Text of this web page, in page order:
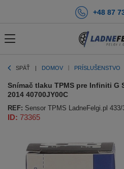
+48 87
SPÄŤ DOMOV PRÍSLUŠENSTVO
Snímač tlaku TPMS pre Infiniti G
2014 40700JY00C
REF: Sensor TPMS LadneFelgi.pl
ID: 73365